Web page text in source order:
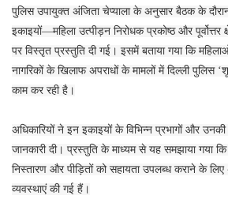
पुलिस उपायुक्त अंजिता चेप्याला के अनुसार बैठक के
इकाइयों—महिला उत्पीड़न निरोधक प्रकोष्ठ और
पर विस्तृत प्रस्तुति दी गई। इसमें बताया गया कि
नागरिकों के खिलाफ अपराधों के मामलों में दिल्ली पुलिस
काम कर रही है।
अधिकारियों ने इन इकाइयों के विभिन्न प्रभागों और उनकी
जानकारी दी। प्रस्तुति के माध्यम से यह समझाया गया
निस्तारण और पीड़ितों को सहायता उपलब्ध कराने के
व्यवस्थाएं की गई हैं।